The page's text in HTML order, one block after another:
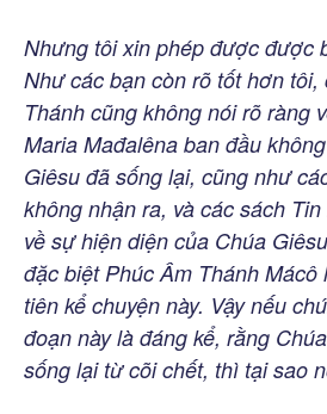
Nhưng tôi xin phép được được
Như các bạn còn rõ tốt hơn
Thánh cũng không nói rõ ràng
Maria Mađalêna ban đầu
Giêsu đã sống lại, cũng như
không nhận ra, và các sách
về sự hiện diện của Chúa
đặc biệt Phúc Âm Thánh Mácô
tiên kể chuyện này. Vậy nếu
đoạn này là đáng kể, rằng
sống lại từ cõi chết, thì tại sao